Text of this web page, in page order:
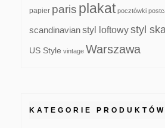
papier paris plakat pocztówki
scandinavianstyl loftowystyl
US Style vintage Warszawa
KATEGORIE PRODUKTÓW